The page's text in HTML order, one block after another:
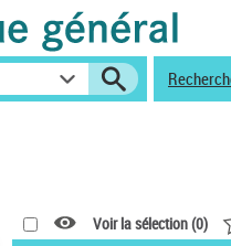
Voir la sélection (0)